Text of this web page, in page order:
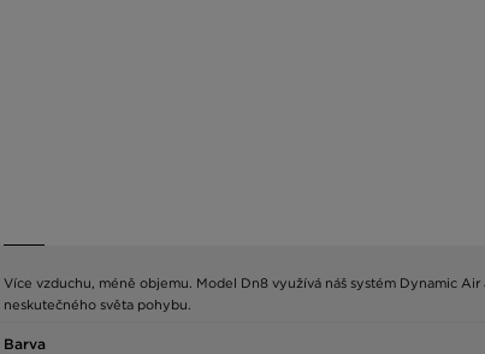
Více vzduchu, méně objemu. Model Dn8 využívá náš systém Dynamic
neskutečného světa pohybu.
Barva